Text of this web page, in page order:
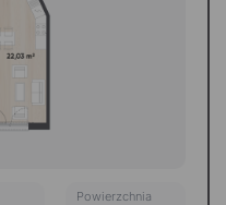
Powierzchnia